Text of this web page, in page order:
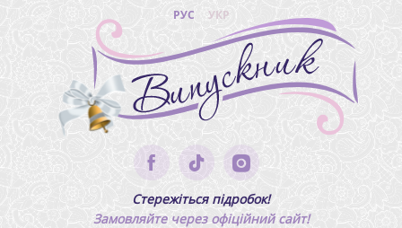
РУС УКР
Стережіться підробок!
Замовляйте через офіційний сайт!